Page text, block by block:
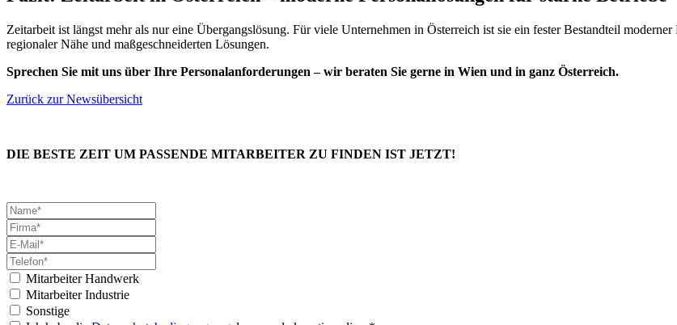
Zeitarbeit ist längst mehr als nur eine Übergangslösung. Für viele Unternehmen in Österreich ist sie ein fester Bestandteil
regionaler Nähe und maßgeschneiderten Lösungen.
Sprechen Sie mit uns über Ihre Personalanforderungen – wir beraten Sie gerne in Wien und in ganz Österreich.
Zurück zur Newsübersicht
DIE BESTE ZEIT UM PASSENDE MITARBEITER ZU FINDEN IST JETZT!
Mitarbeiter Handwerk
Mitarbeiter Industrie
Sonstige